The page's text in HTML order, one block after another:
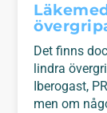
Det finns
lindra
Iberogast,
men om